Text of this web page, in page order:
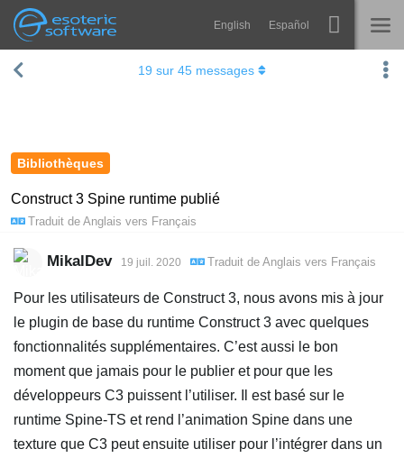
Esoteric Software
Navigation English Español
ACCUEIL Spine
Apprendre
FAQ
Tester
Acheter
Bibliothèques
Construct 3 Spine runtime publié
Traduit de Anglais vers Français
19 sur 45 messages
MikalDev 19 juil. 2020 Traduit de Anglais vers Français
Pour les utilisateurs de Construct 3, nous avons mis à jour
le plugin de base du runtime Construct 3 avec quelques
fonctionnalités supplémentaires. C’est aussi le bon
moment que jamais pour le publier et pour que les
développeurs C3 puissent l’utiliser. Il est basé sur le
runtime Spine-TS et rend l’animation Spine dans une
texture que C3 peut ensuite utiliser pour l’intégrer dans un